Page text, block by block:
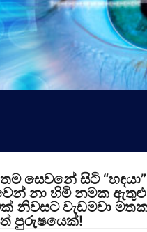
සෙවනේ සිටි
නා හිමි නමක
වැඩමවා මතක
පුරුෂයෙක්!